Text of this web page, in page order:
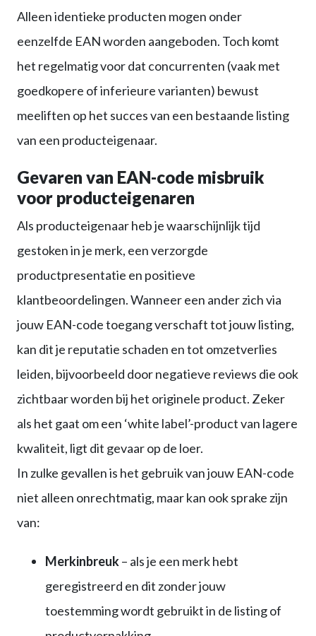
Alleen identieke producten mogen onder
eenzelfde EAN worden aangeboden. Toch komt
het regelmatig voor dat concurrenten (vaak met
goedkopere of inferieure varianten) bewust
meeliften op het succes van een bestaande listing
van een producteigenaar.
Gevaren van EAN-code misbruik
voor producteigenaren
Als producteigenaar heb je waarschijnlijk tijd
gestoken in je merk, een verzorgde
productpresentatie en positieve
klantbeoordelingen. Wanneer een ander zich via
jouw EAN-code toegang verschaft tot jouw listing,
kan dit je reputatie schaden en tot omzetverlies
leiden, bijvoorbeeld door negatieve reviews die ook
zichtbaar worden bij het originele product. Zeker
als het gaat om een ‘white label’-product van lagere
kwaliteit, ligt dit gevaar op de loer.
In zulke gevallen is het gebruik van jouw EAN-code
niet alleen onrechtmatig, maar kan ook sprake zijn
van:
Merkinbreuk– als je een merk hebt
geregistreerd en dit zonder jouw
toestemming wordt gebruikt in de listing of